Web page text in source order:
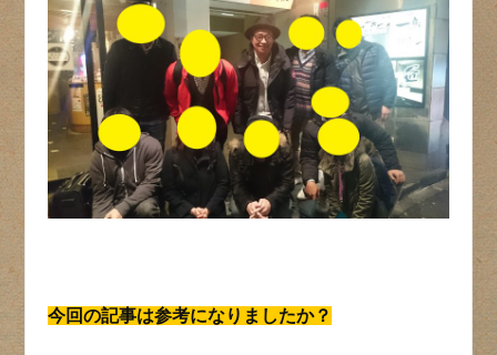
今回の記事は参考になりましたか？